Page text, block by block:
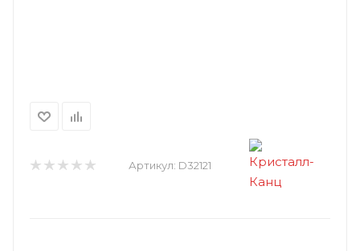
Артикул: D32121